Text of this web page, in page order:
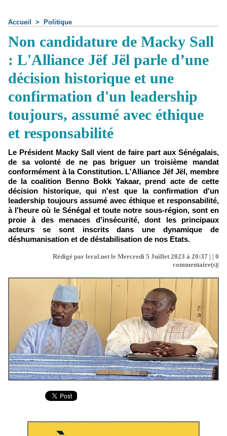
Accueil > Politique
Non candidature de Macky Sall
: L'Alliance Jëf Jël parle d’une
décision historique et une
confirmation d'un leadership
toujours, assumé avec éthique
et responsabilité
Le Président Macky Sall vient de faire part aux Sénégalais,
de sa volonté de ne pas briguer un troisième mandat
conformément à la Constitution. L'Alliance Jëf Jël, membre
de la coalition Benno Bokk Yakaar, prend acte de cette
décision historique, qui n'est que la confirmation d'un
leadership toujours assumé avec éthique et responsabilité,
à l'heure où le Sénégal et toute notre sous-région, sont en
proie à des menaces d'insécurité, dont les principaux
acteurs se sont inscrits dans une dynamique de
déshumanisation et de déstabilisation de nos Etats.
Rédigé par leral.net le Mercredi 5 Juillet 2023 à 20:37 | | 0
commentaire(s)|